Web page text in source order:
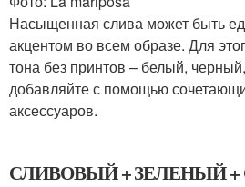
Насыщенная слива может быть
акцентом во всем образе. Для
тона без принтов – белый,
добавляйте с помощью
аксессуаров.
СЛИВОВЫЙ + ЗЕЛЕНЫЙ